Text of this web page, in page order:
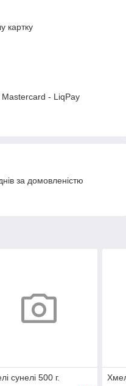
картку
- LiqPay
за домовленістю
сунелі 500 г.